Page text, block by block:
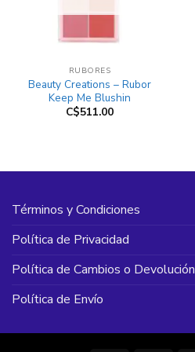
RUBORES
Beauty Creations – Rubor
Keep Me Blushin
C$511.00
Términos y Condiciones
Política de Privacidad
Política de Cambios o Devolución
Política de Envío